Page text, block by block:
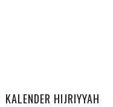
KALENDER HIJRIYYAH